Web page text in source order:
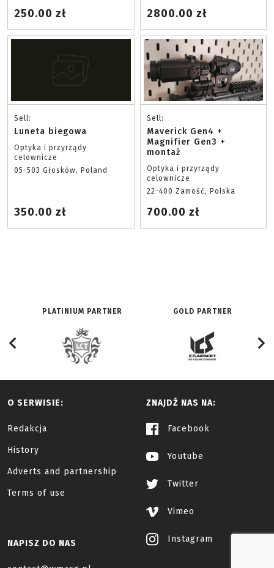
250.00 zł 2800.00 zł
Sell:
Luneta biegowa
Optyka i przyrządy
celownicze
05-503 Głosków, Poland
350.00 zł
Sell:
Maverick Gen4 +
Magnifier Gen3 +
montaż
Optyka i przyrządy
celownicze
22-400 Zamość, Polska
700.00 zł
PLATINIUM PARTNER GOLD PARTNER
O SERWISIE:
Redakcja
History
Adverts and partnership
Terms of use
ZNAJDŹ NAS NA:
Facebook
Youtube
Twitter
Vimeo
Instagram
NAPISZ DO NAS